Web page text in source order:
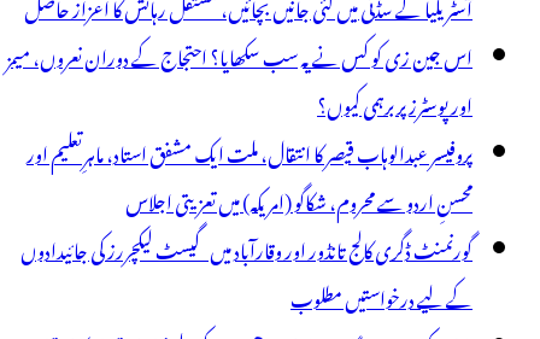
اس جین زی کو کس نے یہ سب سکھایا؟ احتجاج کے دوران نعروں، میمز
اور پوسٹرز پر برہمی کیوں؟
پروفیسر عبدالوہاب قیصر کا انتقال، ملت ایک مشفق استاد، ماہرِتعلیم اور
محسنِ اردو سے محروم، شکاگو (امریکہ) میں تعزیتی اجلاس
گورنمنٹ ڈگری کالج تانڈور اور وقارآباد میں گیسٹ لیکچررز کی جائیدادوں
کے لیے درخواستیں مطلوب